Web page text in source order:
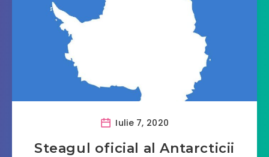
Iulie 7, 2020
Steagul oficial al Antarcticii